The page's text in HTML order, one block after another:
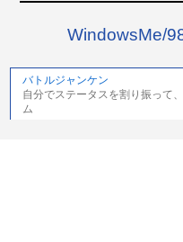
WindowsMe/
バトルジャンケン
自分でステータスを割り振って
ム